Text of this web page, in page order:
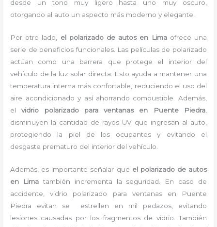
desde un tono muy ligero hasta uno muy oscuro,
otorgando al auto un aspecto más moderno y elegante.
Por otro lado, el polarizado de autos en Limaofrece una
serie de beneficios funcionales. Las películas de polarizado
actúan como una barrera que protege el interior del
vehículo de la luz solar directa. Esto ayuda a mantener una
temperatura interna más confortable, reduciendo el uso del
aire acondicionado y así ahorrando combustible. Además,
elvidrio polarizado para ventanas en Puente Piedra,
disminuyen la cantidad de rayos UV que ingresan al auto,
protegiendo la piel de los ocupantes y evitando el
desgaste prematuro del interior del vehículo.
Además, es importante señalar que el polarizado de autos
en Limatambién incrementa la seguridad. En caso de
accidente, vidrio polarizado para ventanas en Puente
Piedra evitan se estrellen en mil pedazos, evitando
lesiones causadas por los fragmentos de vidrio. También